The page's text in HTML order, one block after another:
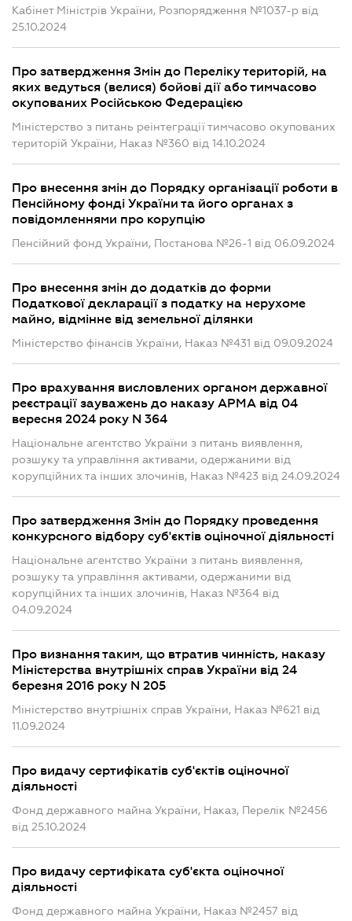
Кабінет Міністрів України, Розпорядження №1037-р від
25.10.2024
Про затвердження Змін до Переліку територій, на
яких ведуться (велися) бойові дії або тимчасово
окупованих Російською Федерацією
Міністерство з питань реінтеграції тимчасово окупованих
територій України, Наказ №360 від 14.10.2024
Про внесення змін до Порядку організації роботи в
Пенсійному фонді України та його органах з
повідомленнями про корупцію
Пенсійний фонд України, Постанова №26-1 від 06.09.2024
Про внесення змін до додатків до форми
Податкової декларації з податку на нерухоме
майно, відмінне від земельної ділянки
Міністерство фінансів України, Наказ №431 від 09.09.2024
Про врахування висловлених органом державної
реєстрації зауважень до наказу АРМА від 04
вересня 2024 року N 364
Національне агентство України з питань виявлення,
розшуку та управління активами, одержаними від
корупційних та інших злочинів, Наказ №423 від 24.09.2024
Про затвердження Змін до Порядку проведення
конкурсного відбору суб'єктів оціночної діяльності
Національне агентство України з питань виявлення,
розшуку та управління активами, одержаними від
корупційних та інших злочинів, Наказ №364 від
04.09.2024
Про визнання таким, що втратив чинність, наказу
Міністерства внутрішніх справ України від 24
березня 2016 року N 205
Міністерство внутрішніх справ України, Наказ №621 від
11.09.2024
Про видачу сертифікатів суб'єктів оціночної
діяльності
Фонд державного майна України, Наказ, Перелік №2456
від 25.10.2024
Про видачу сертифіката суб'єкта оціночної
діяльності
Фонд державного майна України, Наказ №2457 від